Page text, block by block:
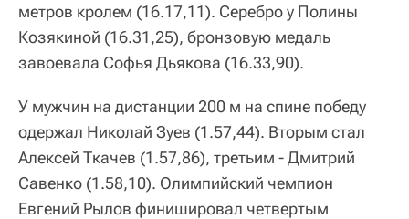
метров кролем (16.17,11). Серебро у Полины
Козякиной (16.31,25), бронзовую медаль
завоевала Софья Дьякова (16.33,90).
У мужчин на дистанции 200 м на спине победу
одержал Николай Зуев (1.57,44). Вторым стал
Алексей Ткачев (1.57,86), третьим - Дмитрий
Савенко (1.58,10). Олимпийский чемпион
Евгений Рылов финишировал четвертым